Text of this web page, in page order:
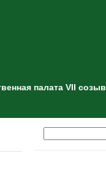
палата VII созыв